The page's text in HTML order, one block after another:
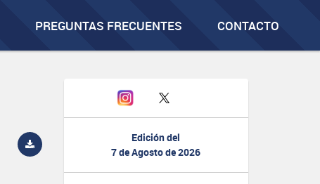
PREGUNTAS FRECUENTES CONTACTO
Edición del
7 de Agosto de 2026